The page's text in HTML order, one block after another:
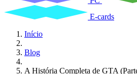
E-cards
Início
Blog
A História Completa de GTA